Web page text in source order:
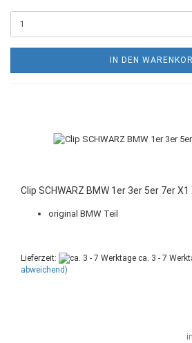
IN DEN
Clip SCHWARZ BMW 1er 3er 5er 7er X1
original BMW Teil
Lieferzeit: ca. 3 - 7
abweichend)